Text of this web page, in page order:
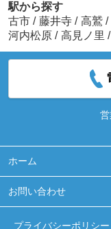
駅から探す
古市 / 藤井寺 / 高鷲 /
河内松原 / 高見ノ里 /
営
ホーム
お問い合わせ
プライバシーポリシー